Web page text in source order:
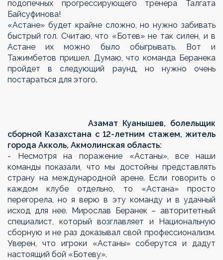
подопечных прогрессирующего тренера Талгата
Байсуфинова!
«Астане» будет крайне сложно, но нужно забивать
быстрый гол. Считаю, что «Ботев» не так силен, и в
Астане их можно было обыгрывать. Вот и
Тажимбетов пришел. Думаю, что команда Беранека
пройдет в следующий раунд, но нужно очень
постараться для этого.
Азамат Куанышев, болельщик
сборной Казахстана с 12-летним стажем, житель
города Акколь, Акмолинская область:
- Несмотря на поражение «Астаны», все наши
команды показали, что мы достойны представлять
страну на международной арене. Если говорить о
каждом клубе отдельно, то «Астана» просто
перегорела, но я верю в эту команду и в удачный
исход для нее. Мирослав Беранек – авторитетный
специалист, который возглавляет и Национальную
сборную и не раз доказывал свой профессионализм.
Уверен, что игроки «Астаны» соберутся и дадут
настоящий бой «Ботеву».